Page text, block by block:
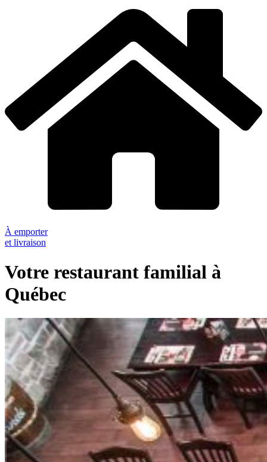
À emporter
et livraison
Votre restaurant familial à
Québec